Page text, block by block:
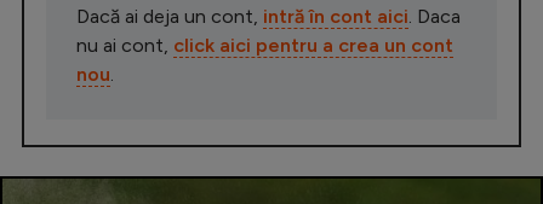
Dacă ai deja un cont, intră în cont aici . Daca
nu ai cont, click aici pentru a crea un cont
nou